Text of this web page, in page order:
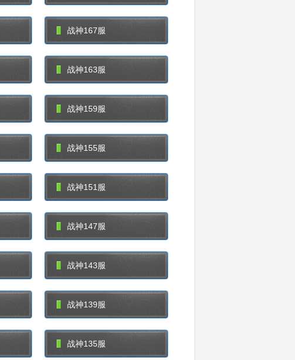
战神167服
战神163服
战神159服
战神155服
战神151服
战神147服
战神143服
战神139服
战神135服